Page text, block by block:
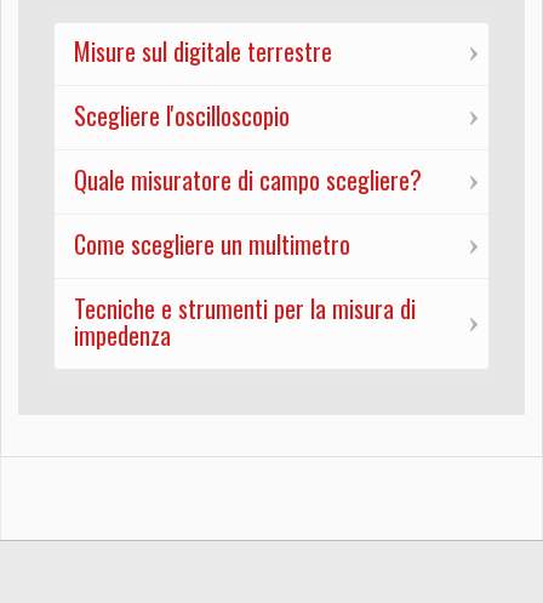
Misure sul digitale terrestre
Scegliere l'oscilloscopio
Quale misuratore di campo scegliere?
Come scegliere un multimetro
Tecniche e strumenti per la misura di
impedenza